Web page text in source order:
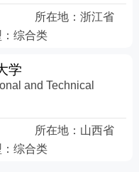
所在地： 浙江省
：综合类
学
and Technical
所在地： 山西省
：综合类